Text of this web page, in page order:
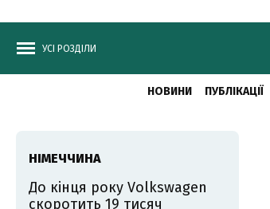
УСІ РОЗДІЛИ
НОВИНИ ПУБЛІКАЦІЇ
НІМЕЧЧИНА
До кінця року Volkswagen
скоротить 19 тисяч